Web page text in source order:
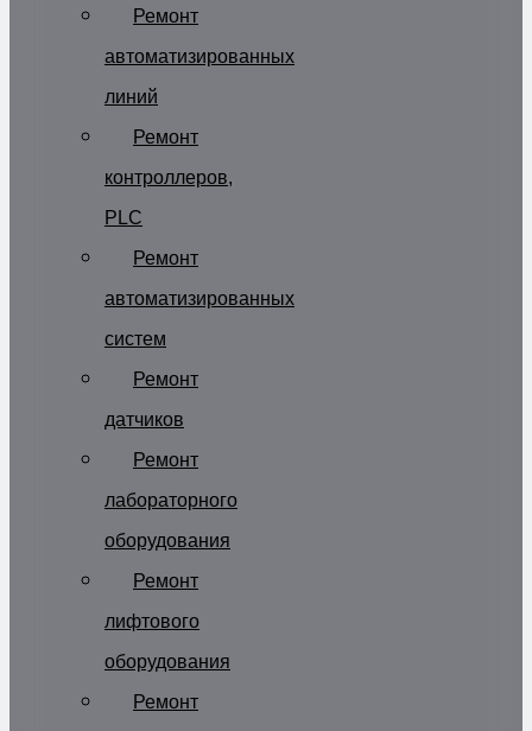
Ремонт
автоматизированных
линий
Ремонт
контроллеров,
PLC
Ремонт
автоматизированных
систем
Ремонт
датчиков
Ремонт
лабораторного
оборудования
Ремонт
лифтового
оборудования
Ремонт